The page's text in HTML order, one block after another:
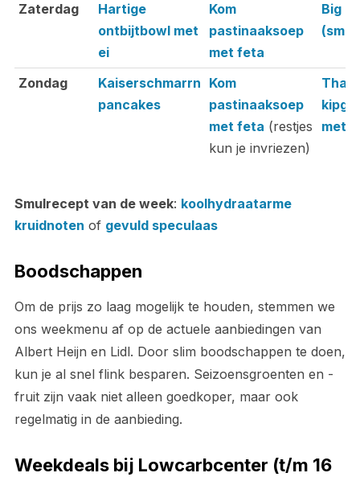
Zaterdag
Hartige
ontbijtbowl met
ei
Kom
pastinaaksoep
met feta
Big
Zondag
Kaiserschmarrn
pancakes
Kom
pastinaaksoep
met feta (restjes
kun je invriezen)
met
Smulrecept van de week: koolhydraatarme
kruidnoten of gevuld speculaas
Boodschappen
Om de prijs zo laag mogelijk te houden, stemmen we
ons weekmenu af op de actuele aanbiedingen van
Albert Heijn en Lidl. Door slim boodschappen te doen,
kun je al snel flink besparen. Seizoensgroenten en -
fruit zijn vaak niet alleen goedkoper, maar ook
regelmatig in de aanbieding.
Weekdeals bij Lowcarbcenter (t/m 16